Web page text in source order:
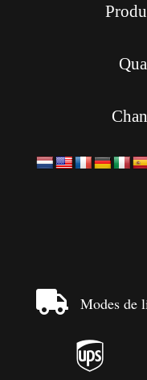
 Modes de
